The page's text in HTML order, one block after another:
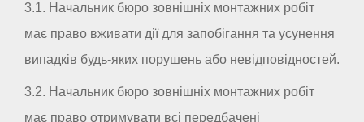
3.1. Начальник бюро зовнішніх монтажних робіт
має право вживати дії для запобігання та усунення
випадків будь-яких порушень або невідповідностей.
3.2. Начальник бюро зовнішніх монтажних робіт
має право отримувати всі передбачені